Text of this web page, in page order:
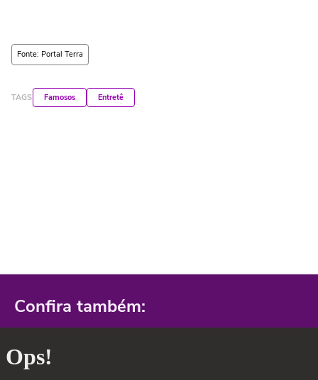
Fonte: Portal Terra
TAGS Famosos Entretê
Confira também: